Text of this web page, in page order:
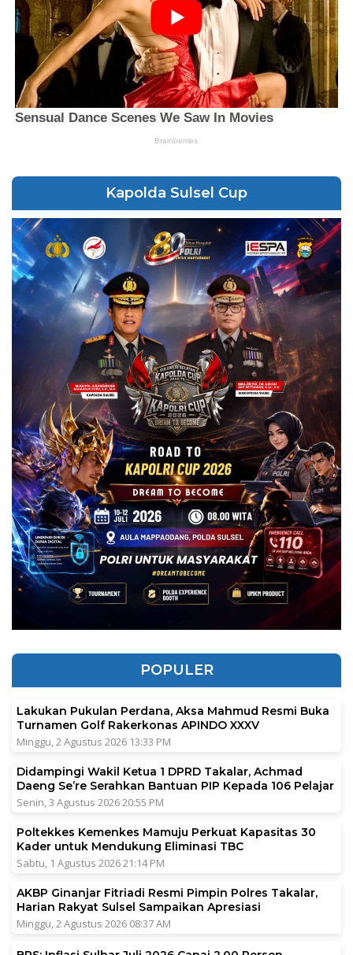
Kapolda Sulsel Cup
POPULER
Lakukan Pukulan Perdana, Aksa Mahmud Resmi Buka
Turnamen Golf Rakerkonas APINDO XXXV
Minggu, 2 Agustus 2026 13:33 PM
Didampingi Wakil Ketua 1 DPRD Takalar, Achmad
Daeng Se’re Serahkan Bantuan PIP Kepada 106 Pelajar
Senin, 3 Agustus 2026 20:55 PM
Poltekkes Kemenkes Mamuju Perkuat Kapasitas 30
Kader untuk Mendukung Eliminasi TBC
Sabtu, 1 Agustus 2026 21:14 PM
AKBP Ginanjar Fitriadi Resmi Pimpin Polres Takalar,
Harian Rakyat Sulsel Sampaikan Apresiasi
Minggu, 2 Agustus 2026 08:37 AM